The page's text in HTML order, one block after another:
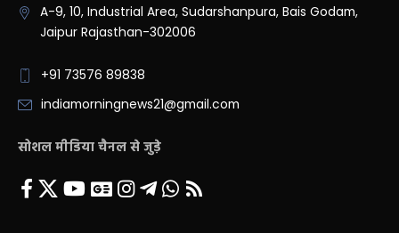
A-9, 10, Industrial Area, Sudarshanpura, Bais Godam,
Jaipur Rajasthan-302006
+91 73576 89838
indiamorningnews21@gmail.com
सोशल मीडिया चैनल से जुड़े